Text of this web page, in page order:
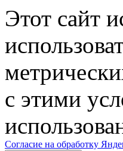
Этот сайт
с этими
Согласие на обработку